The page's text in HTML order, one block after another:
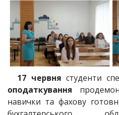
17 червня студенти
оподаткування
навички та фахову